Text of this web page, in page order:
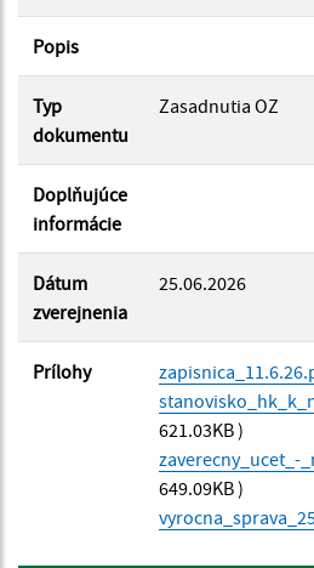
Filtrovať
Popis
Typ
dokumentu
Zasadnutia OZ
Doplňujúce
informácie
Dátum
zverejnenia
25.06.2026
Prílohy
621.03KB )
zaverecny_ucet_-
649.09KB )